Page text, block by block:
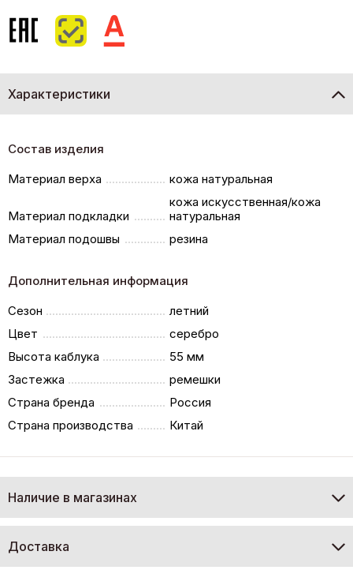
Характеристики
Состав изделия
Материал верха
кожа натуральная
Материал подкладки
кожа искусственная/кожа
натуральная
Материал подошвы
резина
Дополнительная информация
Сезон
летний
Цвет
серебро
Высота каблука
55 мм
Застежка
ремешки
Страна бренда
Россия
Страна производства
Китай
Наличие в магазинах
Доставка